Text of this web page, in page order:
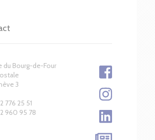
du Bourg-de-Four
3
776 25 51
960 95 78